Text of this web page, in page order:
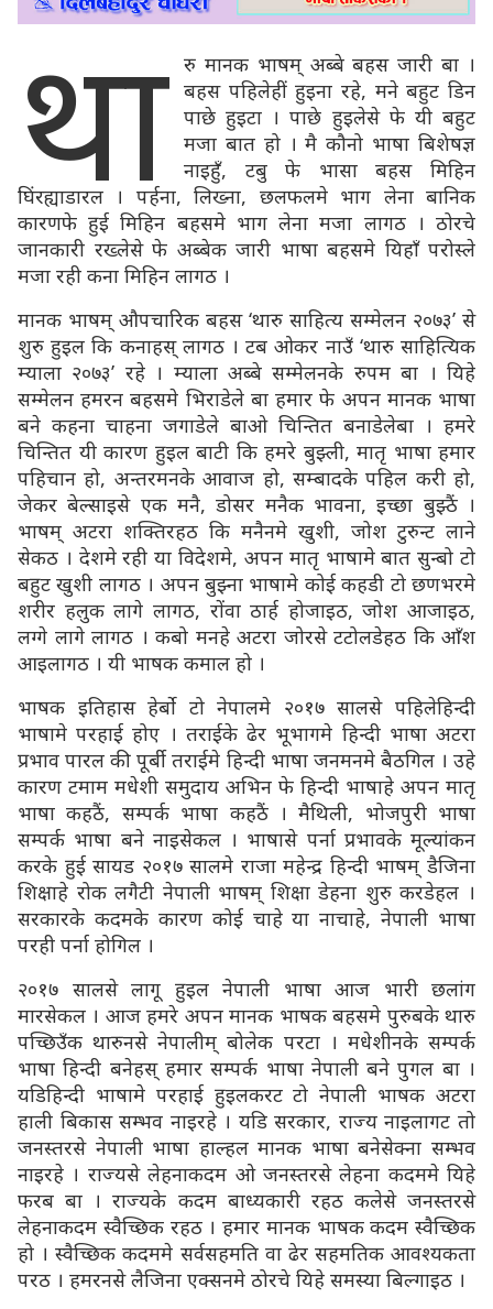
था
रु मानक भाषम् अब्बे बहस जारी बा ।
बहस पहिलेहीं हुइना रहे, मने बहुट डिन
पाछे हुइटा । पाछे हुइलेसे फे यी बहुट
मजा बात हो । मै कौनो भाषा बिशेषज्ञ
नाइहुँ, टबु फे भासा बहस मिहिन
घिंरह्याडारल । पर्हना, लिख्ना, छलफलमे भाग लेना बानिक
कारणफे हुई मिहिन बहसमे भाग लेना मजा लागठ । ठोरचे
जानकारी रख्लेसे फे अब्बेक जारी भाषा बहसमे यिहाँ परोस्ले
मजा रही कना मिहिन लागठ ।
मानक भाषम् औपचारिक बहस ‘थारु साहित्य सम्मेलन २०७३’ से
शुरु हुइल कि कनाहस् लागठ । टब ओकर नाउँ ‘थारु साहित्यिक
म्याला २०७३’ रहे । म्याला अब्बे सम्मेलनके रुपम बा । यिहे
सम्मेलन हमरन बहसमे भिराडेले बा हमार फे अपन मानक भाषा
बने कहना चाहना जगाडेले बाओ चिन्तित बनाडेलेबा । हमरे
चिन्तित यी कारण हुइल बाटी कि हमरे बुझ्ली, मातृ भाषा हमार
पहिचान हो, अन्तरमनके आवाज हो, सम्बादके पहिल करी हो,
जेकर बेल्साइसे एक मनै, डोसर मनैक भावना, इच्छा बुझ्ठैं ।
भाषम् अटरा शक्तिरहठ कि मनैनमे खुशी, जोश टुरुन्ट लाने
सेकठ । देशमे रही या विदेशमे, अपन मातृ भाषामे बात सुन्बो टो
बहुट खुशी लागठ । अपन बुझ्ना भाषामे कोई कहडी टो छणभरमे
शरीर हलुक लागे लागठ, रोंवा ठार्ह होजाइठ, जोश आजाइठ,
लग्गे लागे लागठ । कबो मनहे अटरा जोरसे टटोलडेहठ कि आँश
आइलागठ । यी भाषक कमाल हो ।
भाषक इतिहास हेर्बो टो नेपालमे २०१७ सालसे पहिलेहिन्दी
भाषामे परहाई होए । तराईके ढेर भूभागमे हिन्दी भाषा अटरा
प्रभाव पारल की पूर्बी तराईमे हिन्दी भाषा जनमनमे बैठगिल । उहे
कारण टमाम मधेशी समुदाय अभिन फे हिन्दी भाषाहे अपन मातृ
भाषा कहठैं, सम्पर्क भाषा कहठैं । मैथिली, भोजपुरी भाषा
सम्पर्क भाषा बने नाइसेकल । भाषासे पर्ना प्रभावके मूल्यांकन
करके हुई सायड २०१७ सालमे राजा महेन्द्र हिन्दी भाषम् डैजिना
शिक्षाहे रोक लगैटी नेपाली भाषम् शिक्षा डेहना शुरु करडेहल ।
सरकारके कदमके कारण कोई चाहे या नाचाहे, नेपाली भाषा
परही पर्ना होगिल ।
२०१७ सालसे लागू हुइल नेपाली भाषा आज भारी छलांग
मारसेकल । आज हमरे अपन मानक भाषक बहसमे पुरुबके थारु
पच्छिउँक थारुनसे नेपालीम् बोलेक परटा । मधेशीनके सम्पर्क
भाषा हिन्दी बनेहस् हमार सम्पर्क भाषा नेपाली बने पुगल बा ।
यडिहिन्दी भाषामे परहाई हुइलकरट टो नेपाली भाषक अटरा
हाली बिकास सम्भव नाइरहे । यडि सरकार, राज्य नाइलागट तो
जनस्तरसे नेपाली भाषा हाल्हल मानक भाषा बनेसेक्ना सम्भव
नाइरहे । राज्यसे लेहनाकदम ओ जनस्तरसे लेहना कदममे यिहे
फरब बा । राज्यके कदम बाध्यकारी रहठ कलेसे जनस्तरसे
लेहनाकदम स्वैच्छिक रहठ । हमार मानक भाषक कदम स्वैच्छिक
हो । स्वैच्छिक कदममे सर्वसहमति वा ढेर सहमतिक आवश्यकता
परठ । हमरनसे लैजिना एक्सनमे ठोरचे यिहे समस्या बिल्गाइठ ।